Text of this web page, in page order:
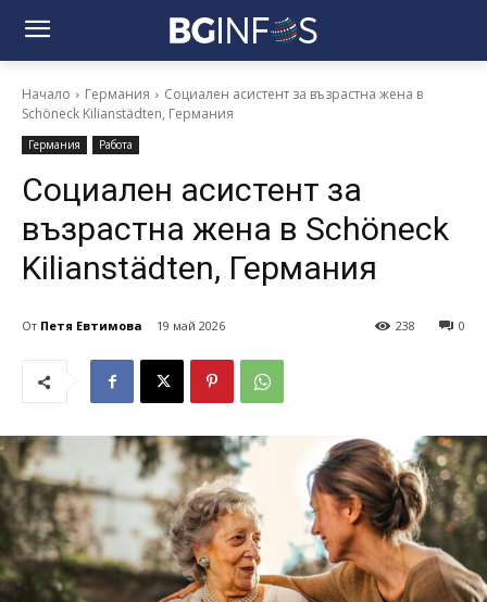
Начало Германия
Социален асистент за възрастна жена в
Schöneck Kilianstädten, Германия
Германия Работа
Социален асистент за
възрастна жена в Schöneck
Kilianstädten, Германия
От Петя Евтимова 19 май 2026 0
238